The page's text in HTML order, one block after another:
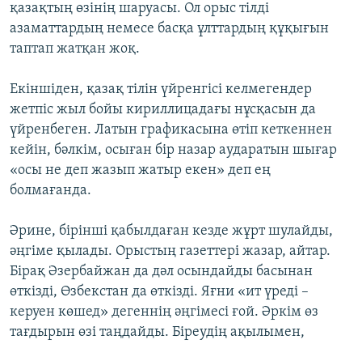
қазақтың өзінің шаруасы. Ол орыс тілді
азаматтардың немесе басқа ұлттардың құқығын
таптап жатқан жоқ.
Екіншіден, қазақ тілін үйренгісі келмегендер
жетпіс жыл бойы кириллицадағы нұсқасын да
үйренбеген. Латын графикасына өтіп кеткеннен
кейін, бәлкім, осыған бір назар аударатын шығар
«осы не деп жазып жатыр екен» деп ең
болмағанда.
Әрине, бірінші қабылдаған кезде жұрт шулайды,
әңгіме қылады. Орыстың газеттері жазар, айтар.
Бірақ Әзербайжан да дәл осындайды басынан
өткізді, Өзбекстан да өткізді. Яғни «ит үреді –
керуен көшед» дегеннің әңгімесі ғой. Әркім өз
тағдырын өзі таңдайды. Біреудің ақылымен,